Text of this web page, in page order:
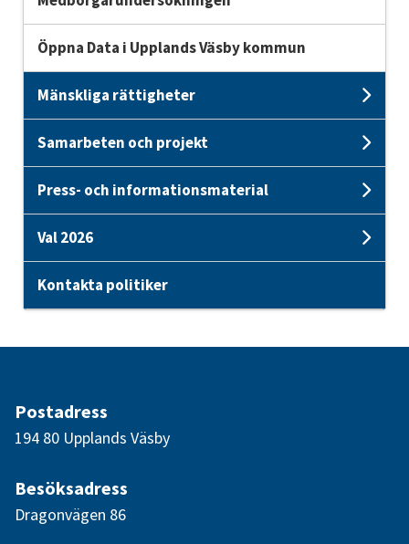
Öppna Data i Upplands Väsby kommun
Mänskliga rättigheter
Samarbeten och projekt
Press- och informationsmaterial
Val 2026
Kontakta politiker
Postadress
194 80 Upplands Väsby
Besöksadress
Dragonvägen 86